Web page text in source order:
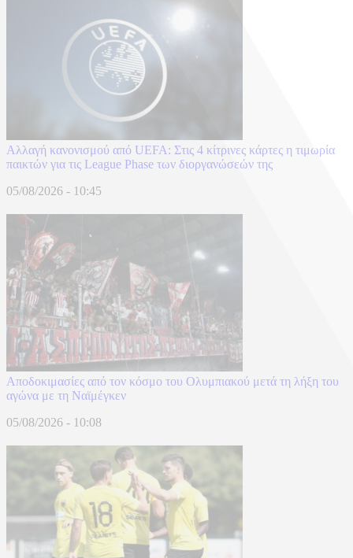
Αλλαγή κανονισμού από UEFA: Στις 4 κίτρινες κάρτες η τιμωρία
παικτών για τις League Phase των διοργανώσεών της
05/08/2026 - 10:45
Αποδοκιμασίες από τον κόσμο του Ολυμπιακού μετά τη λήξη του
αγώνα με τη Ναϊμέγκεν
05/08/2026 - 10:08